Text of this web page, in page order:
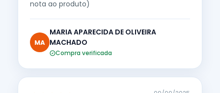
nota ao produto)
MA
MARIA APARECIDA DE OLIVEIRA
MACHADO
Compra verificada